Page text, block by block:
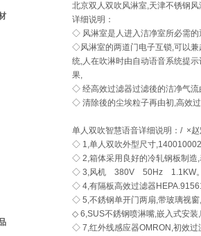
北京双人双吹风淋室,天津不锈钢
详细说明：
◇ 风淋室是人进入洁净室所必需的
◇风淋室的两道门电子互锁,可以兼
统,人在吹淋时由自动语音系统提
果,
◇ 经高效过滤器过滤後的洁净气流
◇ 清除後的尘埃粒子再由初,高效
单人双吹智慧语音详细说明：/ ×
◇ 1,单人双吹外型尺寸
◇ 2,箱体采用良好的冷轧钢板制
◇ 3,风机 380V 50Hz
◇ 4,有隔板高效过滤器
◇ 5,不銹钢单开门两扇,带玻璃视
◇ 6,SUS不銹钢喷淋嘴,嵌入式安
◇ 7,红外线感应器OMRON,初效过